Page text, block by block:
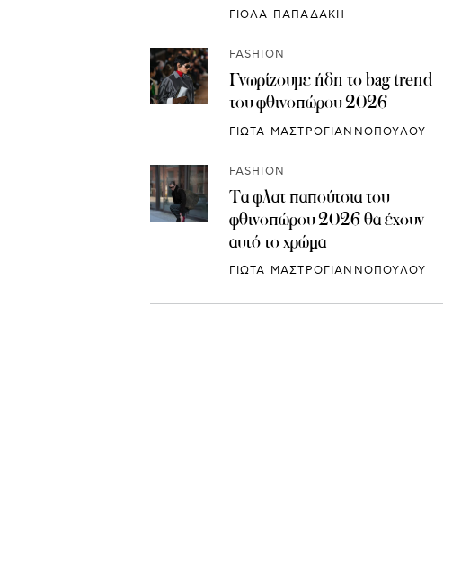
ΓΙΟΛΑ ΠΑΠΑΔΑΚΗ
FASHION
Γνωρίζουμε ήδη το bag trend
του φθινοπώρου 2026
ΓΙΩΤΑ ΜΑΣΤΡΟΓΙΑΝΝΟΠΟΥΛΟΥ
FASHION
Τα φλατ παπούτσια του
φθινοπώρου 2026 θα έχουν
αυτό το χρώμα
ΓΙΩΤΑ ΜΑΣΤΡΟΓΙΑΝΝΟΠΟΥΛΟΥ